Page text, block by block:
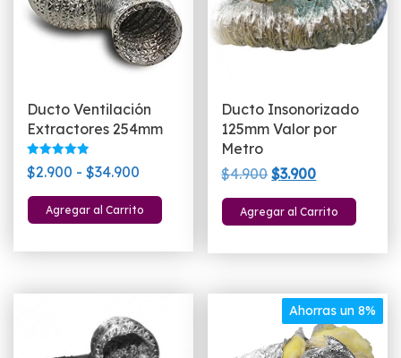
Ducto Ventilación
Extractores 254mm
Valorado
con
de 5
$2.900 - $34.900
de
precios:
Agregar al Carrito
producto
Ducto Insonorizado
125mm Valor por
Metro
$4.900El
precio
original
$3.900El
precio
actual
Agregar al Carrito
Ahorras un 8%